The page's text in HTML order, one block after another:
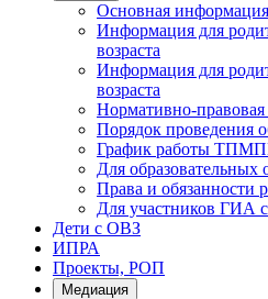
Основная
Информация для
возраста
Информация для
возраста
Нормативно-
Порядок проведения
График работы
Для образовательных
Права и обязанности
Для участников ГИА
Дети с ОВЗ
ИПРА
Проекты, РОП
Медиация